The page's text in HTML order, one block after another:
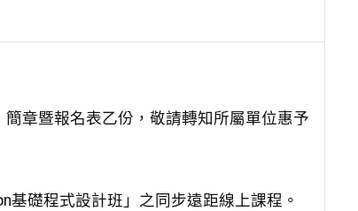
章暨報名表乙份，敬請轉知所屬單位惠予
礎程式設計班」之同步遠距線上課程。